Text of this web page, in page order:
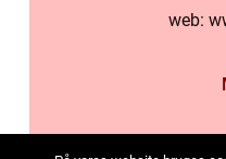
web: